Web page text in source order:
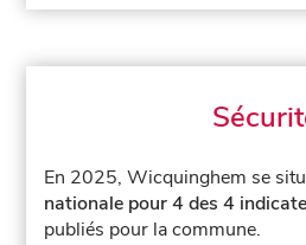
En 2025, Wicquinghem se
nationale pour 4 des 4
publiés pour la commune.